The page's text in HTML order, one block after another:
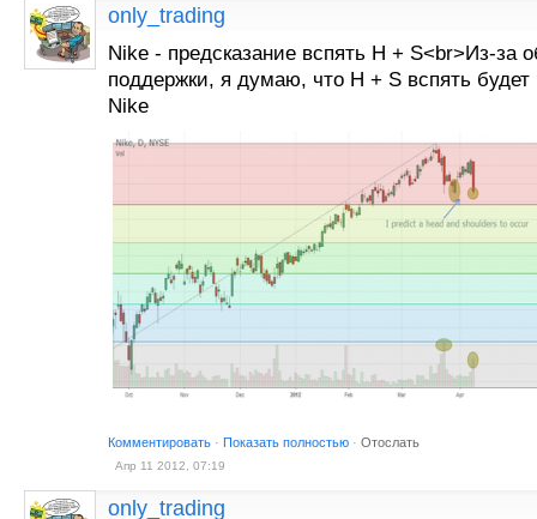
only_trading
Nike - предсказание вспять H + S<br>Из-за
поддержки, я думаю, что H + S вспять будет
Nike
Комментировать · Показать полностью · Отослать
Апр 11 2012, 07:19
only_trading